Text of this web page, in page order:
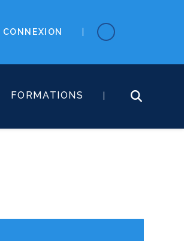
CONNEXION
FORMATIONS